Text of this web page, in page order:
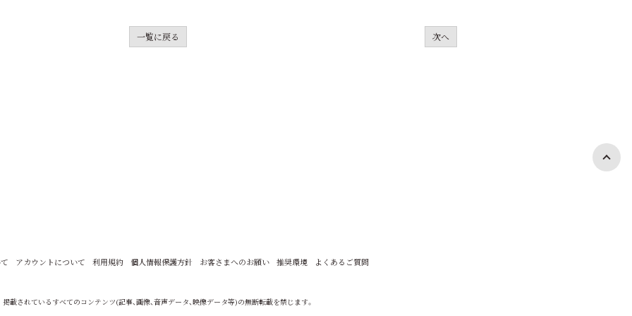
一覧に戻る 次へ
アカウントについて 利用規約 個人情報保護方針 お客さまへのお願い 推奨環境 よくあるご質問
掲載されているすべてのコンテンツ(記事、画像、音声データ、映像データ等)の無断転載を禁じます。